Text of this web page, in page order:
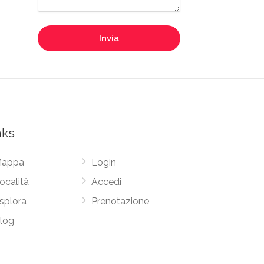
Invia
Login
Accedi
Prenotazione